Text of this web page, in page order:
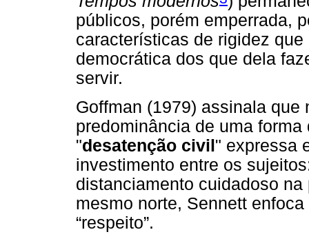
públicos, porém emperrada,
características de rigidez
democrática dos que dela
servir.
Goffman (1979) assinala
predominância de uma
"desatenção civil" expressa
investimento entre os
distanciamento cuidadoso
mesmo norte, Sennett
“respeito”.